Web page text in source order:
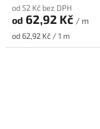
od 52 Kč bez DPH
od 62,92 Kč / m
Měrná
cena:
od 62,92 Kč / 1 m